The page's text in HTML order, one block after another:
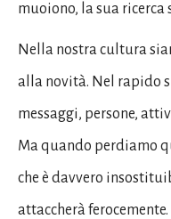
muoiono, la sua
Nella nostra cultura
alla novità. Nel rapido
messaggi, persone,
Ma quando perdiamo
che è davvero
attaccherà ferocemente.